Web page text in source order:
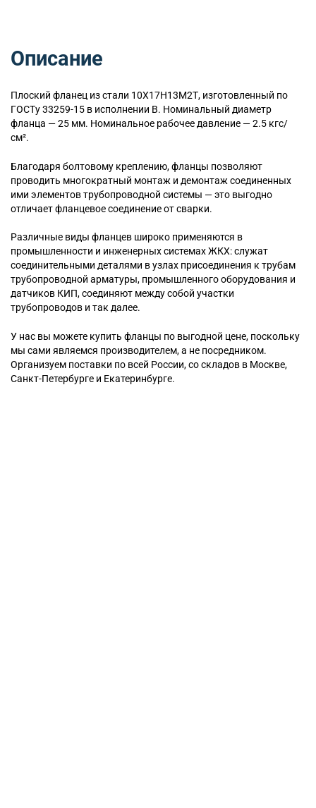
Описание
Плоский фланец из стали 10Х17Н13М2Т, изготовленный по
ГОСТу 33259-15 в исполнении B. Номинальный диаметр
фланца — 25 мм. Номинальное рабочее давление — 2.5 кгс/
см².
Благодаря болтовому креплению, фланцы позволяют
проводить многократный монтаж и демонтаж соединенных
ими элементов трубопроводной системы — это выгодно
отличает фланцевое соединение от сварки.
Различные виды фланцев широко применяются в
промышленности и инженерных системах ЖКХ: служат
соединительными деталями в узлах присоединения к трубам
трубопроводной арматуры, промышленного оборудования и
датчиков КИП, соединяют между собой участки
трубопроводов и так далее.
У нас вы можете купить фланцы по выгодной цене, поскольку
мы сами являемся производителем, а не посредником.
Организуем поставки по всей России, со складов в Москве,
Санкт-Петербурге и Екатеринбурге.